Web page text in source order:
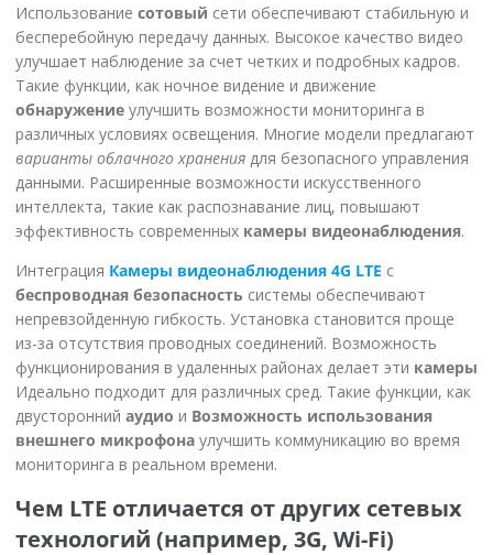
Использование сотовый сети обеспечивают стабильную и
бесперебойную передачу данных. Высокое качество видео
улучшает наблюдение за счет четких и подробных кадров.
Такие функции, как ночное видение и движение
обнаружение улучшить возможности мониторинга в
различных условиях освещения. Многие модели предлагают
варианты облачного хранения для безопасного управления
данными. Расширенные возможности искусственного
интеллекта, такие как распознавание лиц, повышают
эффективность современных камеры видеонаблюдения.
Интеграция Камеры видеонаблюдения 4G LTE с
беспроводная безопасность системы обеспечивают
непревзойденную гибкость. Установка становится проще
из-за отсутствия проводных соединений. Возможность
функционирования в удаленных районах делает эти камеры
Идеально подходит для различных сред. Такие функции, как
двусторонний аудио и Возможность использования
внешнего микрофона улучшить коммуникацию во время
мониторинга в реальном времени.
Чем LTE отличается от других сетевых
технологий (например, 3G, Wi-Fi)